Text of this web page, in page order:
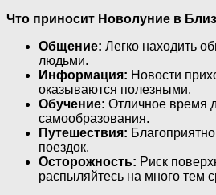
Что приносит Новолуние в
Общение: Легко находить
людьми.
Информация: Новости
оказываются полезными.
Обучение: Отличное время
самообразования.
Путешествия:
поездок.
Осторожность: Риск
распыляйтесь на много тем